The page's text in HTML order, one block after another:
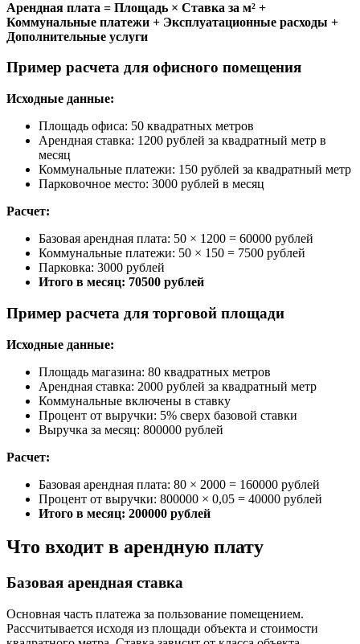
Арендная плата = Площадь × Ставка за м² +
Коммунальные платежи + Эксплуатационные расходы +
Дополнительные услуги
Пример расчета для офисного помещения
Исходные данные:
Площадь офиса: 50 квадратных метров
Арендная ставка: 1200 рублей за квадратный метр в
месяц
Коммунальные платежи: 150 рублей за квадратный метр
Парковочное место: 3000 рублей в месяц
Расчет:
Базовая арендная плата: 50 × 1200 = 60000 рублей
Коммунальные платежи: 50 × 150 = 7500 рублей
Парковка: 3000 рублей
Итого в месяц: 70500 рублей
Пример расчета для торговой площади
Исходные данные:
Площадь магазина: 80 квадратных метров
Арендная ставка: 2000 рублей за квадратный метр
Коммунальные включены в ставку
Процент от выручки: 5% сверх базовой ставки
Выручка за месяц: 800000 рублей
Расчет:
Базовая арендная плата: 80 × 2000 = 160000 рублей
Процент от выручки: 800000 × 0,05 = 40000 рублей
Итого в месяц: 200000 рублей
Что входит в арендную плату
Базовая арендная ставка
Основная часть платежа за пользование помещением.
Рассчитывается исходя из площади объекта и стоимости